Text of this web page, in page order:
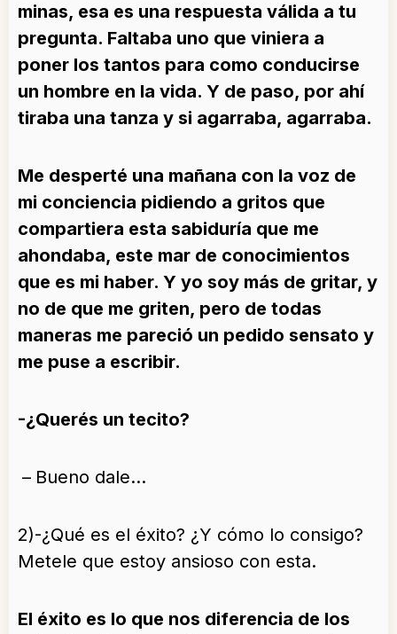
minas, esa es una respuesta válida a tu
pregunta. Faltaba uno que viniera a
poner los tantos para como conducirse
un hombre en la vida. Y de paso, por ahí
tiraba una tanza y si agarraba, agarraba.
Me desperté una mañana con la voz de
mi conciencia pidiendo a gritos que
compartiera esta sabiduría que me
ahondaba, este mar de conocimientos
que es mi haber. Y yo soy más de gritar, y
no de que me griten, pero de todas
maneras me pareció un pedido sensato y
me puse a escribir.
-¿Querés un tecito?
– Bueno dale…
2)-¿Qué es el éxito? ¿Y cómo lo consigo?
Metele que estoy ansioso con esta.
El éxito es lo que nos diferencia de los